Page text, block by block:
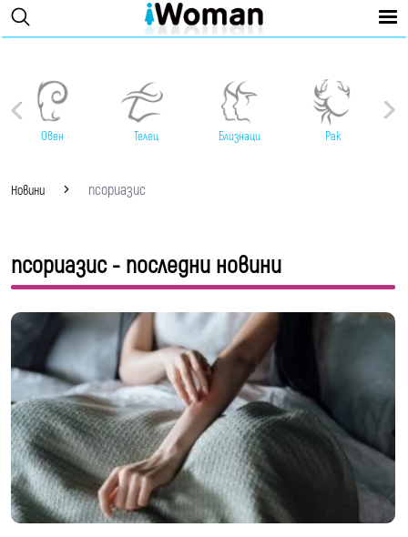
Овен Телец Близнаци Рак
Новини псориазис
псориазис - последни новини